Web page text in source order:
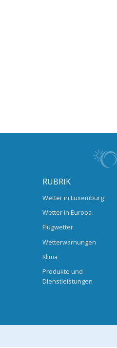
RUBRIK
Wetter in Luxemburg
Wetter in Europa
Flugwetter
Wetterwarnungen
Klima
Produkte und
Dienstleistungen